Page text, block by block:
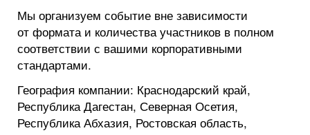
Мы организуем событие вне зависимости
от формата и количества участников в полном
соответствии с вашими корпоративными
стандартами.
География компании: Краснодарский край,
Республика Дагестан, Северная Осетия,
Республика Абхазия, Ростовская область,